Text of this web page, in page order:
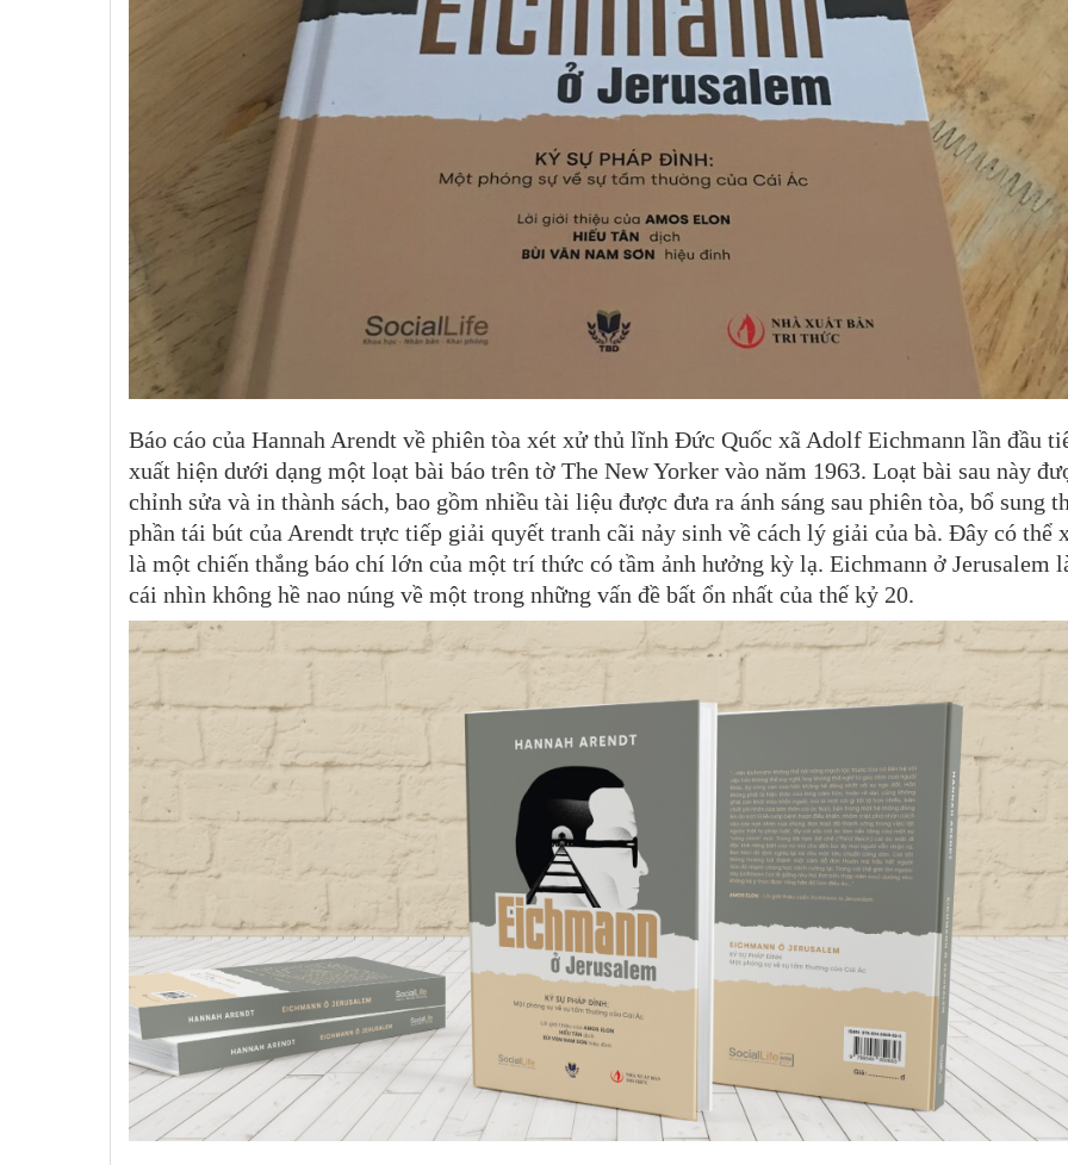
Báo cáo của Hannah Arendt về phiên tòa xét xử thủ lĩnh Đức Quốc xã Adolf Eichmann lần đầu
xuất hiện dưới dạng một loạt bài báo trên tờ The New Yorker vào năm 1963. Loạt bài sau này
chỉnh sửa và in thành sách, bao gồm nhiều tài liệu được đưa ra ánh sáng sau phiên tòa, bổ sung
phần tái bút của Arendt trực tiếp giải quyết tranh cãi nảy sinh về cách lý giải của bà. Đây có thể
là một chiến thắng báo chí lớn của một trí thức có tầm ảnh hưởng kỳ lạ. Eichmann ở Jerusalem
cái nhìn không hề nao núng về một trong những vấn đề bất ổn nhất của thế kỷ 20.